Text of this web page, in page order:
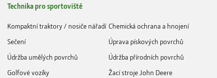
Technika pro sportoviště
Kompaktní traktory / nosiče nářadí Chemická ochrana a hnojení
Sečení
Úprava pískových povrchů
Údržba umělých povrchů
Údržba přírodních povrchů
Golfové vozíky
Žací stroje John Deere